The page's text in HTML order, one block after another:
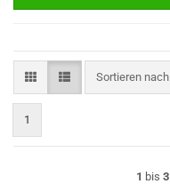
Sortieren nach
Sortieren nach
1
1 bis 3